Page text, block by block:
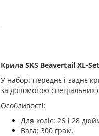
Крила SKS Beavertail XL-
У наборі переднє і заднє
за допомогою спеціальних
Особливості:
Для коліс: 26 і 28
Вага: 300 грам.